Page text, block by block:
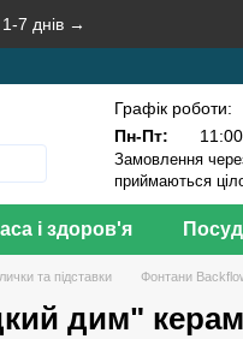
7 днів →
Графік роботи:
Пн-Пт:
Замовлення
приймаються
і здоров'я Посуд
та підставки Фонтани
дим"